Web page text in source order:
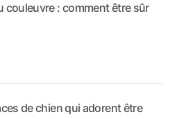
couleuvre : comment être sûr
de chien qui adorent être